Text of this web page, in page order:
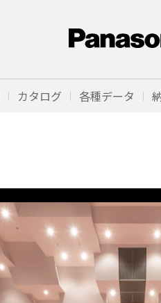
カタログ 各種データ